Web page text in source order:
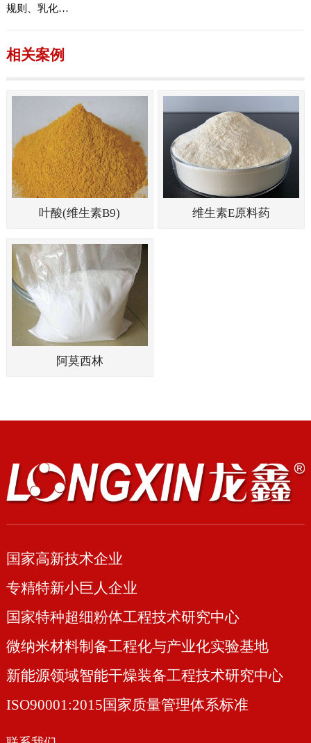
规则、乳化…
相关案例
叶酸(维生素B9) 维生素E原料药
阿莫西林
国家高新技术企业
专精特新小巨人企业
国家特种超细粉体工程技术研究中心
微纳米材料制备工程化与产业化实验基地
新能源领域智能干燥装备工程技术研究中心
ISO90001:2015国家质量管理体系标准